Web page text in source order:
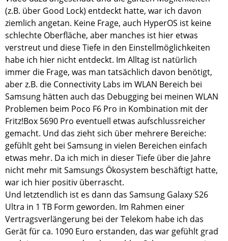
(z.B. über Good Lock) entdeckt hatte, war ich davon
ziemlich angetan. Keine Frage, auch HyperOS ist keine
schlechte Oberfläche, aber manches ist hier etwas
verstreut und diese Tiefe in den Einstellmöglichkeiten
habe ich hier nicht entdeckt. Im Alltag ist natürlich
immer die Frage, was man tatsächlich davon benötigt,
aber z.B. die Connectivity Labs im WLAN Bereich bei
Samsung hätten auch das Debugging bei meinen WLAN
Problemen beim Poco F6 Pro in Kombination mit der
Fritz!Box 5690 Pro eventuell etwas aufschlussreicher
gemacht. Und das zieht sich über mehrere Bereiche:
gefühlt geht bei Samsung in vielen Bereichen einfach
etwas mehr. Da ich mich in dieser Tiefe über die Jahre
nicht mehr mit Samsungs Ökosystem beschäftigt hatte,
war ich hier positiv überrascht.
Und letztendlich ist es dann das Samsung Galaxy S26
Ultra in 1 TB Form geworden. Im Rahmen einer
Vertragsverlängerung bei der Telekom habe ich das
Gerät für ca. 1090 Euro erstanden, das war gefühlt grad